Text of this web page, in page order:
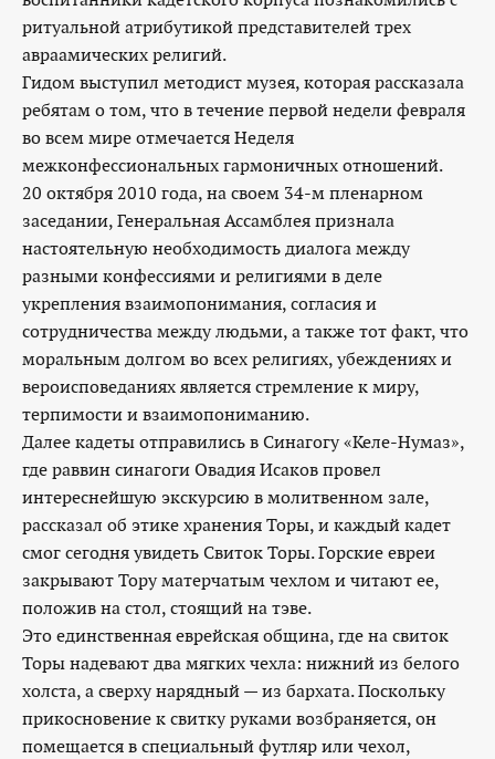
ритуальной атрибутикой представителей трех
авраамических религий.
Гидом выступил методист музея, которая рассказала
ребятам о том, что в течение первой недели февраля
во всем мире отмечается Неделя
межконфессиональных гармоничных отношений.
20 октября 2010 года, на своем 34-м пленарном
заседании, Генеральная Ассамблея признала
настоятельную необходимость диалога между
разными конфессиями и религиями в деле
укрепления взаимопонимания, согласия и
сотрудничества между людьми, а также тот факт, что
моральным долгом во всех религиях, убеждениях и
вероисповеданиях является стремление к миру,
терпимости и взаимопониманию.
Далее кадеты отправились в Синагогу «Келе-Нумаз»,
где раввин синагоги Овадия Исаков провел
интереснейшую экскурсию в молитвенном зале,
рассказал об этике хранения Торы, и каждый кадет
смог сегодня увидеть Свиток Торы. Горские евреи
закрывают Тору матерчатым чехлом и читают ее,
положив на стол, стоящий на тэве.
Это единственная еврейская община, где на свиток
Торы надевают два мягких чехла: нижний из белого
холста, а сверху нарядный — из бархата. Поскольку
прикосновение к свитку руками возбраняется, он
помещается в специальный футляр или чехол,